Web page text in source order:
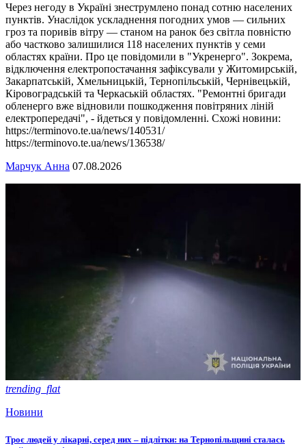
Через негоду в Україні знеструмлено понад сотню населених
пунктів. Унаслідок ускладнення погодних умов — сильних
гроз та поривів вітру — станом на ранок без світла повністю
або частково залишилися 118 населених пунктів у семи
областях країни. Про це повідомили в "Укренерго". Зокрема,
відключення електропостачання зафіксували у Житомирській,
Закарпатській, Хмельницькій, Тернопільській, Чернівецькій,
Кіровоградській та Черкаській областях. "Ремонтні бригади
обленерго вже відновили пошкодження повітряних ліній
електропередачі", - йдеться у повідомленні. Схожі новини:
https://terminovo.te.ua/news/140531/
https://terminovo.te.ua/news/136538/
Марчук Анна 07.08.2026
trending_flat
Новини
Троє людей у лікарні, серед них – підлітки: на Тернопільщині сталась